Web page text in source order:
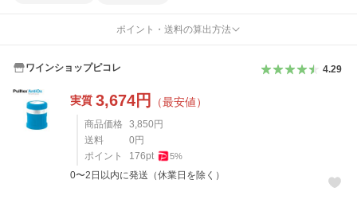
ポイント・送料の算出方法
ワインショップピコレ 4.29
実質 3,674円 （最安値）
商品価格 3,850 円
送料
0 円
ポイント
176pt 5%
0〜2日以内に発送（休業日を除く）